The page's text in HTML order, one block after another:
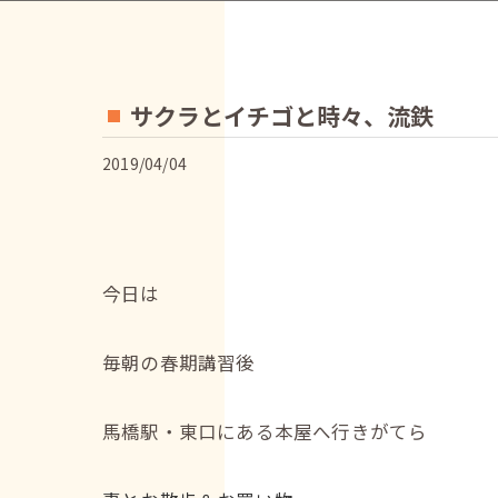
サクラとイチゴと時々、流鉄
2019/04/04
今日は
毎朝の春期講習後
馬橋駅・東口にある本屋へ行きがてら